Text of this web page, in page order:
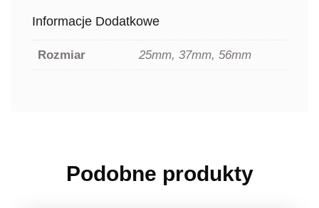
Informacje Dodatkowe
Rozmiar 25mm, 37mm, 56mm
Podobne produkty